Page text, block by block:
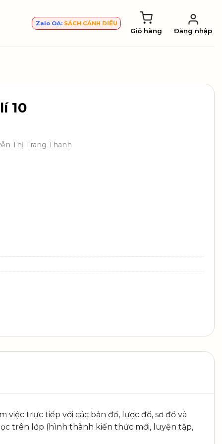
Zalo OA: SÁCH CÁNH DIỀU
Giỏ hàng Đăng nhập
10
Thị Trang Thanh
việc trực tiếp với các bản đồ, lược đồ, sơ đồ và
trên lớp (hình thành kiến thức mới, luyện tập,